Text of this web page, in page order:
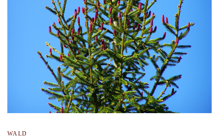
WALD